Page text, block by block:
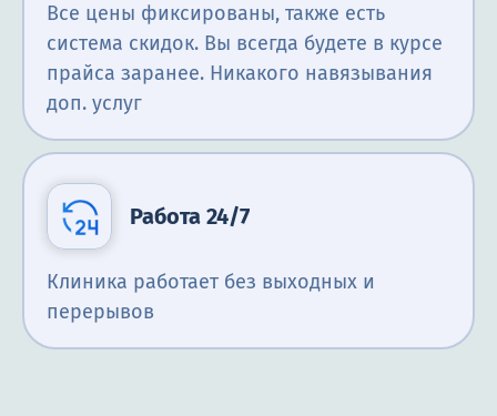
Все цены фиксированы, также есть
система скидок. Вы всегда будете в курсе
прайса заранее. Никакого навязывания
доп. услуг
Работа 24/7
Клиника работает без выходных и
перерывов